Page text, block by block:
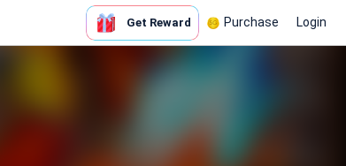
Get Reward Purchase Login